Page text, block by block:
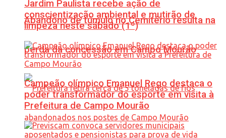
Abandono de túmulo no Cemitério resulta na
perda da concessão em Campo Mourão
Jardim Paulista recebe ação de
conscientização ambiental e mutirão de
limpeza neste sábado (1º)
Campeão olímpico Emanuel Rego destaca o
poder transformador do esporte em visita à
Prefeitura de Campo Mourão